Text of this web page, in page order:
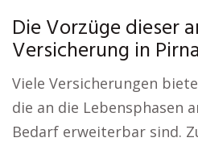
Die Vorzüge dieser
Versicherung in
Viele Versicherungen
die an die Lebensphasen
Bedarf erweiterbar sind.